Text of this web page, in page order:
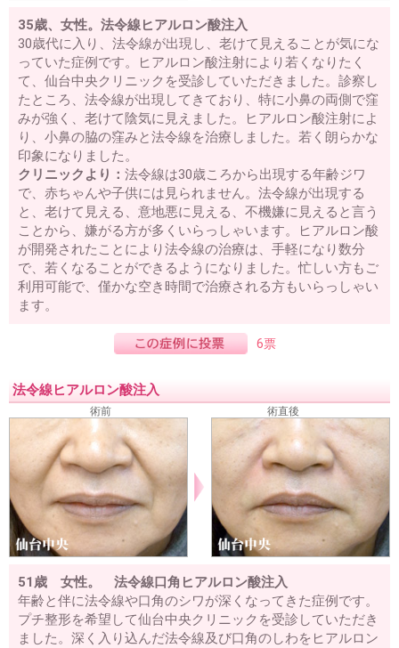
35歳、女性。法令線ヒアルロン酸注入
30歳代に入り、法令線が出現し、老けて見えることが気にな
っていた症例です。ヒアルロン酸注射により若くなりたく
て、仙台中央クリニックを受診していただきました。診察し
たところ、法令線が出現してきており、特に小鼻の両側で窪
みが強く、老けて陰気に見えました。ヒアルロン酸注射によ
り、小鼻の脇の窪みと法令線を治療しました。若く朗らかな
印象になりました。
クリニックより： 法令線は30歳ころから出現する年齢ジワ
で、赤ちゃんや子供には見られません。法令線が出現する
と、老けて見える、意地悪に見える、不機嫌に見えると言う
ことから、嫌がる方が多くいらっしゃいます。ヒアルロン酸
が開発されたことにより法令線の治療は、手軽になり数分
で、若くなることができるようになりました。忙しい方もご
利用可能で、僅かな空き時間で治療される方もいらっしゃい
ます。
6票
法令線ヒアルロン酸注入
術前 術直後
51歳 女性。 法令線口角ヒアルロン酸注入
年齢と伴に法令線や口角のシワが深くなってきた症例です。
プチ整形を希望して仙台中央クリニックを受診していただき
ました。深く入り込んだ法令線及び口角のしわをヒアルロン